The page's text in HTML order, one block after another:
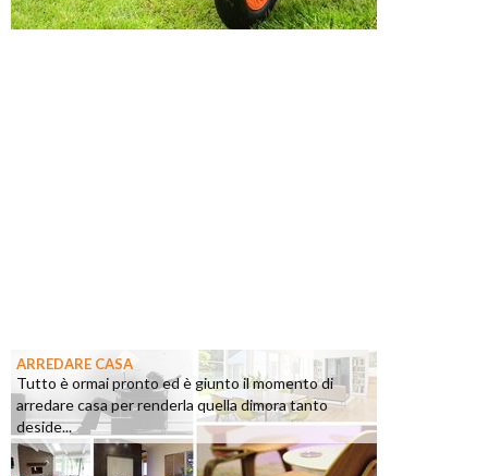
ARREDARE CASA
Tutto è ormai pronto ed è giunto il momento di
arredare casa per renderla quella dimora tanto
deside...